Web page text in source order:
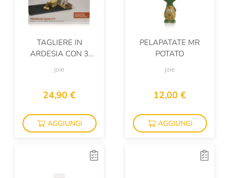
TAGLIERE IN
ARDESIA CON 3
COLTELLI DA
FORMAGGIO
joie
24,90 €
AGGIUNGI
PELAPATATE MR
POTATO
joie
12,00 €
AGGIUNGI